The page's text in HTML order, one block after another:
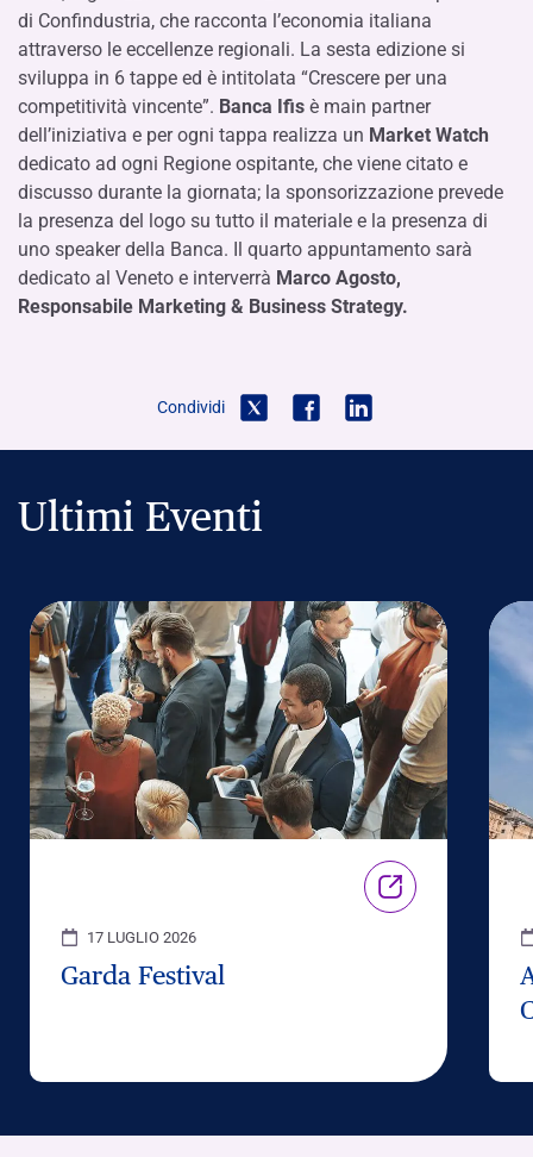
di Confindustria, che racconta l’economia italiana
attraverso le eccellenze regionali. La sesta edizione si
sviluppa in 6 tappe ed è intitolata “Crescere per una
competitività vincente”. Banca Ifis è main partner
dell’iniziativa e per ogni tappa realizza un Market Watch
dedicato ad ogni Regione ospitante, che viene citato e
discusso durante la giornata; la sponsorizzazione prevede
la presenza del logo su tutto il materiale e la presenza di
uno speaker della Banca. Il quarto appuntamento sarà
dedicato al Veneto e interverrà Marco Agosto,
Responsabile Marketing & Business Strategy.
Condividi
Ultimi Eventi
17 LUGLIO 2026
Garda Festival